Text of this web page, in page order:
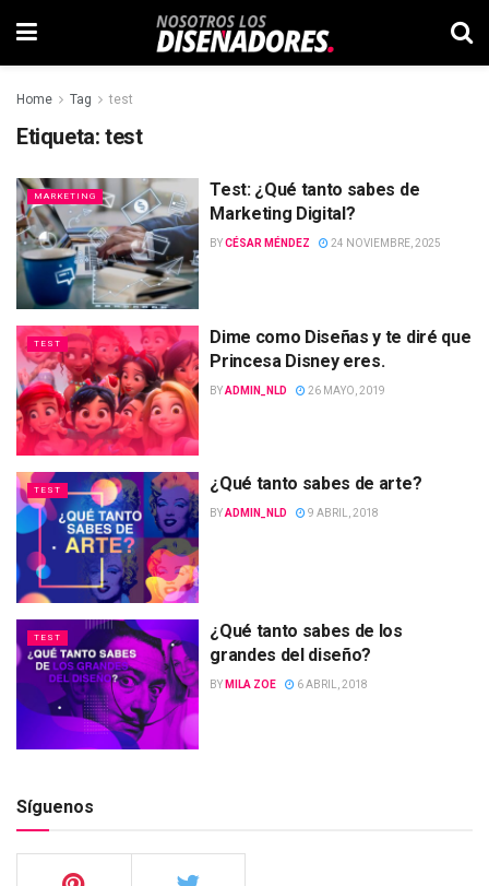
Home Tag test
Etiqueta: test
MARKETING
Test: ¿Qué tanto sabes de
Marketing Digital?
BYCÉSAR MÉNDEZ 24 NOVIEMBRE, 2025
TEST
Dime como Diseñas y te diré que
Princesa Disney eres.
BYADMIN_NLD 26 MAYO, 2019
TEST ¿Qué tanto sabes de arte?
BYADMIN_NLD 9 ABRIL, 2018
TEST
¿Qué tanto sabes de los
grandes del diseño?
BY MILA ZOE 6 ABRIL, 2018
Síguenos